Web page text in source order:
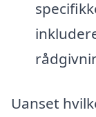
Uanset